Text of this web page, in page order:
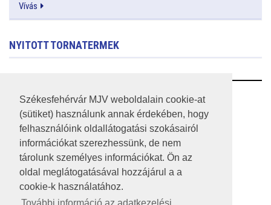
Székesfehérvár MJV weboldalain cookie-at
(sütiket) használunk annak érdekében, hogy
felhasználóink oldallátogatási szokásairól
információkat szerezhessünk, de nem
tárolunk személyes információkat. Ön az
oldal meglátogatásával hozzájárul a a
cookie-k használatához.
Vívás
NYITOTT TORNATERMEK
RSS
A HONLAP 2017.03.31-I ÁLLAPOTA
JOGI NYILATKOZAT
IMPRESSZUM